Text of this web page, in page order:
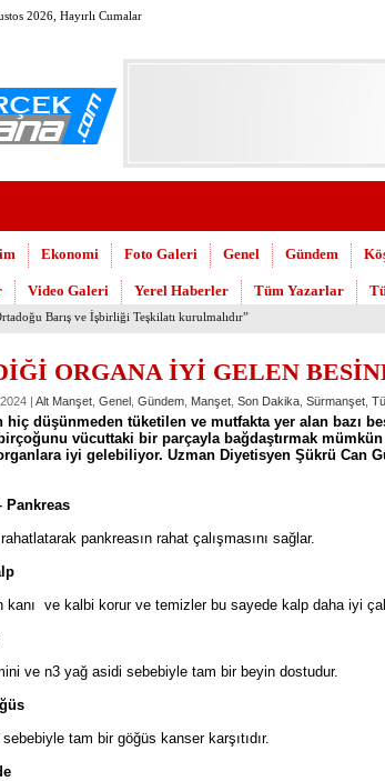
2026, Hayırlı Cumalar
Ekonomi Foto Galeri Genel Gündem
Video Galeri Yerel Haberler Tüm Yazarlar
Mimarlar Odası’ndan Adana Askeri Hastane için çağrı…
ORGANA İYİ GELEN
| Alt Manşet Genel Gündem Manşet Son Dakika Sürmanşet
hiç düşünmeden tüketilen ve mutfakta yer alan bazı
birçoğunu vücuttaki bir parçayla bağdaştırmak
iyi gelebiliyor. Uzman Diyetisyen Şükrü Can
Pankreas
rahatlatarak pankreasın rahat çalışmasını sağlar.
kanı ve kalbi korur ve temizler bu sayede kalp daha iyi
ve n3 yağ asidi sebebiyle tam bir beyin dostudur.
tam bir göğüs kanser karşıtıdır.